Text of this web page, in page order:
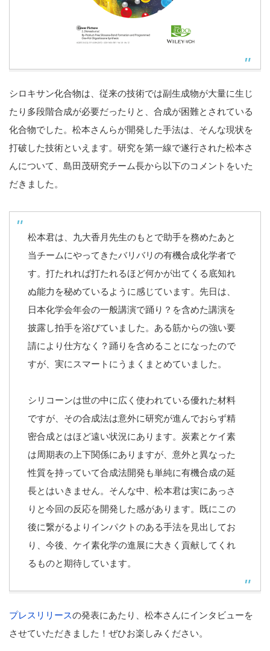
シロキサン化合物は、従来の技術では副生成物が大量に生じ
たり多段階合成が必要だったりと、合成が困難とされている
化合物でした。松本さんらが開発した手法は、そんな現状を
打破した技術といえます。研究を第一線で遂行された松本さ
んについて、島田茂研究チーム長から以下のコメントをいた
だきました。
松本君は、九大香月先生のもとで助手を務めたあと
当チームにやってきたバリバリの有機合成化学者で
す。打たれれば打たれるほど何かが出てくる底知れ
ぬ能力を秘めているように感じています。先日は、
日本化学会年会の一般講演で踊り？を含めた講演を
披露し拍手を浴びていました。ある筋からの強い要
請により仕方なく？踊りを含めることになったので
すが、実にスマートにうまくまとめていました。
シリコーンは世の中に広く使われている優れた材料
ですが、その合成法は意外に研究が進んでおらず精
密合成とはほど遠い状況にあります。炭素とケイ素
は周期表の上下関係にありますが、意外と異なった
性質を持っていて合成法開発も単純に有機合成の延
長とはいきません。そんな中、松本君は実にあっさ
りと今回の反応を開発した感があります。既にこの
後に繋がるよりインパクトのある手法を見出してお
り、今後、ケイ素化学の進展に大きく貢献してくれ
るものと期待しています。
プレスリリースの発表にあたり、松本さんにインタビューを
させていただきました！ぜひお楽しみください。